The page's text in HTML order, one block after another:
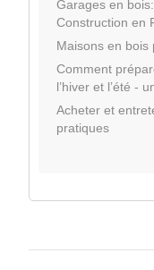
Garages en
Construction en
Maisons en bois
Comment
l’hiver et l’été -
Acheter et
pratiques